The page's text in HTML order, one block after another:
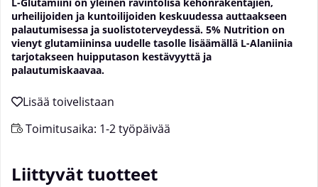
urheilijoiden ja kuntoilijoiden keskuudessa auttaakseen
palautumisessa ja suolistoterveydessä. 5% Nutrition on
vienyt glutamiininsa uudelle tasolle lisäämällä L-Alaniinia
tarjotakseen huipputason kestävyyttä ja
palautumiskaavaa.
Toimitusaika: 1-2 työpäivää
Liittyvät tuotteet